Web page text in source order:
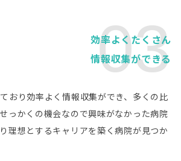
事業団 聖隷佐倉市民病院 病院詳細
総合病院 病院詳細
田沼中央総合病院 病院詳細
03
効率よくたくさん
情報収集ができる
おり効率よく情報収集ができ、多くの比
っかくの機会なので興味がなかった病院
理想とするキャリアを築く病院が見つか